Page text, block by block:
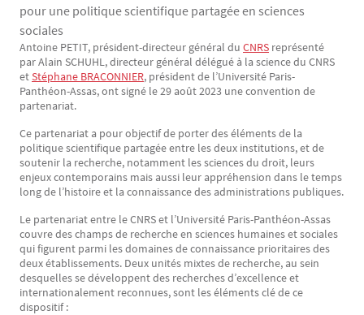
pour une politique scientifique partagée en sciences
sociales
Texte
Antoine PETIT, président-directeur général du CNRS représenté
par Alain SCHUHL, directeur général délégué à la science du CNRS
etStéphane BRACONNIER, président de l’Université Paris-
Panthéon-Assas, ont signé le 29 août 2023 une convention de
partenariat.
Ce partenariat a pour objectif de porter des éléments de la
politique scientifique partagée entre les deux institutions, et de
soutenir la recherche, notamment les sciences du droit, leurs
enjeux contemporains mais aussi leur appréhension dans le temps
long de l’histoire et la connaissance des administrations publiques.
Le partenariat entre le CNRS et l’Université Paris-Panthéon-Assas
couvre des champs de recherche en sciences humaines et sociales
qui figurent parmi les domaines de connaissance prioritaires des
deux établissements. Deux unités mixtes de recherche, au sein
desquelles se développent des recherches d’excellence et
internationalement reconnues, sont les éléments clé de ce
dispositif :